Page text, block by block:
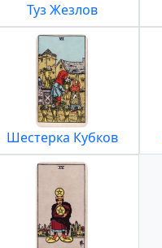
Туз Жезлов
Шестерка Кубков